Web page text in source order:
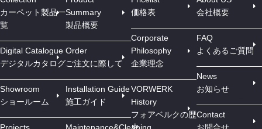
カーペット製品一
覧
Digital Catalogue
デジタルカタログ
Showroom
ショールーム
Summary
製品概要
Order
ご注文に際して
Installation Guide
施工ガイド
価格表
Corporate
Philosophy
企業理念
VORWERK
History
フォアベルクの歴
会社概要
FAQ
よくあるご質問
News
お知らせ
Contact